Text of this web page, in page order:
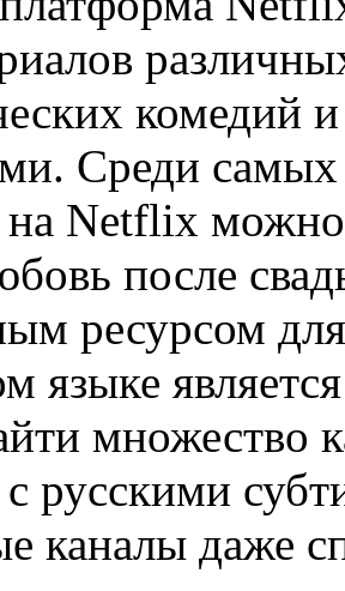
комедий
Среди
на Netflix
после
ресурсом
языке
множество
с русскими
каналы даже